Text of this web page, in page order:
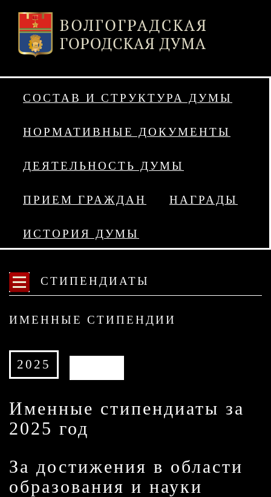
СОСТАВ И СТРУКТУРА ДУМЫ
НОРМАТИВНЫЕ ДОКУМЕНТЫ
ДЕЯТЕЛЬНОСТЬ ДУМЫ
ПРИЕМ ГРАЖДАН НАГРАДЫ
ИСТОРИЯ ДУМЫ
СТИПЕНДИАТЫ
ИМЕННЫЕ СТИПЕНДИИ
2025
Именные стипендиаты за
2025 год
За достижения в области
образования и науки